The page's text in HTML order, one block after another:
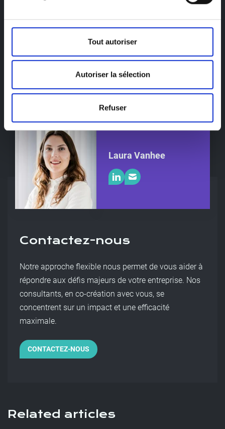
Tout autoriser
Autoriser la sélection
Refuser
Steven Bauwens
Laura Vanhee
Contactez-nous
Notre approche flexible nous permet de vous aider à
répondre aux défis majeurs de votre entreprise. Nos
consultants, en co-création avec vous, se
concentrent sur un impact et une efficacité
maximale.
CONTACTEZ-NOUS
Related articles